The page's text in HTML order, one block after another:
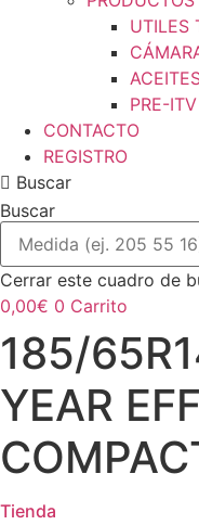
UTILES
PRE-ITV
CONTACTO
REGISTRO
Buscar
Buscar
Cerrar este cuadro de
0,00€ 0 Carrito
185/
YEAR
Tienda